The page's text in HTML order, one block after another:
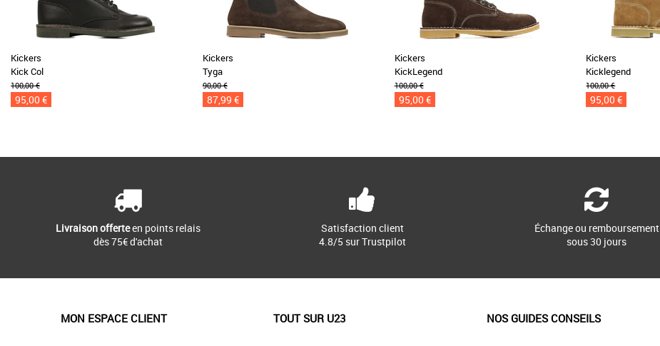
Kickers
Kick Col
100,00 €
95,00 €
Kickers
Tyga
90,00 €
87,99 €
Kickers
KickLegend
100,00 €
95,00 €
Kickers
Kicklegend
100,00 €
95,00 €
Livraison offerteen points relais
dès 75€ d'achat
Satisfaction client
4.8/5 sur Trustpilot
Échange ou remboursement
sous 30 jours
MON ESPACE CLIENT TOUT SUR U23 NOS GUIDES CONSEILS